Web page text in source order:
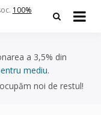
100%
a 3,5% din
mediu.
noi de restul!